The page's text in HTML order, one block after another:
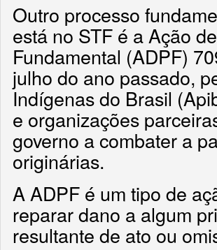
Outro processo
está no STF é a Ação
Fundamental (ADPF)
julho do ano passado,
Indígenas do Brasil
e organizações
governo a combater a
originárias.
A ADPF é um tipo de
reparar dano a algum
resultante de ato ou